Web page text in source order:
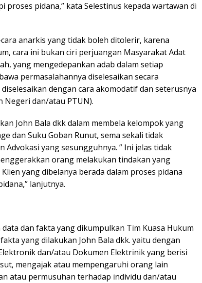
proses pidana,” kata Selestinus kepada wartawan di
anarkis yang tidak boleh ditolerir, karena
cara ini bukan ciri perjuangan Masyarakat Adat
yang mengedepankan adab dalam setiap
permasalahannya diselesaikan secara
dengan cara akomodatif dan seterusnya
Negeri dan/atau PTUN).
John Bala dkk dalam membela kelompok yang
dan Suku Goban Runut, sema sekali tidak
Advokasi yang sesungguhnya. ” Ini jelas tidak
orang melakukan tindakan yang
yang dibelanya berada dalam proses pidana
lanjutnya.
dan fakta yang dikumpulkan Tim Kuasa Hukum
yang dilakukan John Bala dkk. yaitu dengan
dan/atau Dokumen Elektrinik yang berisi
mengajak atau mempengaruhi orang lain
atau permusuhan terhadap individu dan/atau